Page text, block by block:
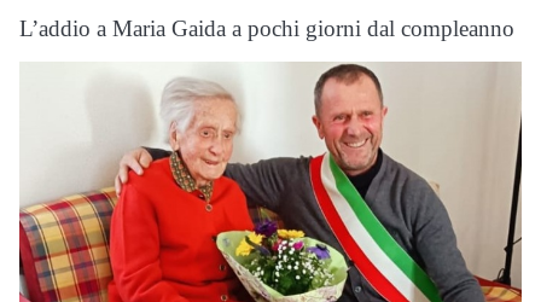
L’addio a Maria Gaida a pochi giorni dal compleanno